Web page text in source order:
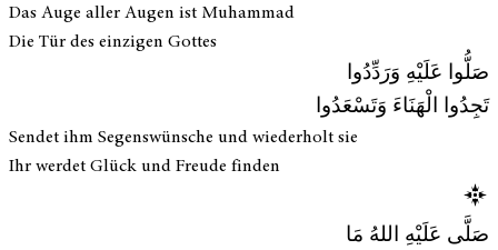
Das Auge aller Augen ist Muhammad
Die Tür des einzigen Gottes
صَلُّوا عَلَيْهِ وَرَدِّدُوا
تَجِدُوا الْهَنَاءَ وَتَسْعَدُوا
Sendet ihm Segenswünsche und wiederholt sie
Ihr werdet Glück und Freude finden
صَلَّى عَلَيْهِ اللهُ مَا